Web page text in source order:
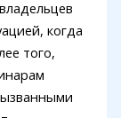
когда
того,